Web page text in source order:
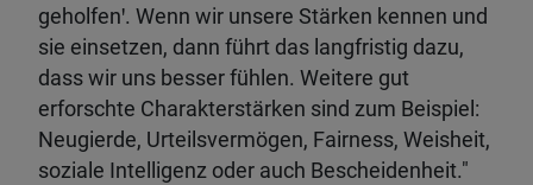
geholfenꞌ. Wenn wir unsere Stärken kennen und
sie einsetzen, dann führt das langfristig dazu,
dass wir uns besser fühlen. Weitere gut
erforschte Charakterstärken sind zum Beispiel:
Neugierde, Urteilsvermögen, Fairness, Weisheit,
soziale Intelligenz oder auch Bescheidenheit."